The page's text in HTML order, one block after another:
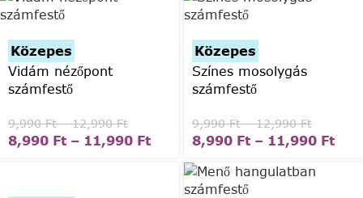
Közepes
Vidám nézőpont
számfestő
9,990Ft – 12,990Ft
8,990 Ft – 11,990 Ft
Közepes
Színes mosolygás
számfestő
9,990Ft – 12,990Ft
8,990 Ft – 11,990 Ft